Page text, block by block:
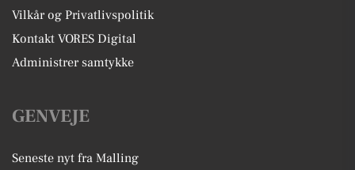
Vilkår og Privatlivspolitik
Kontakt VORES Digital
Administrer samtykke
GENVEJE
Seneste nyt fra Malling